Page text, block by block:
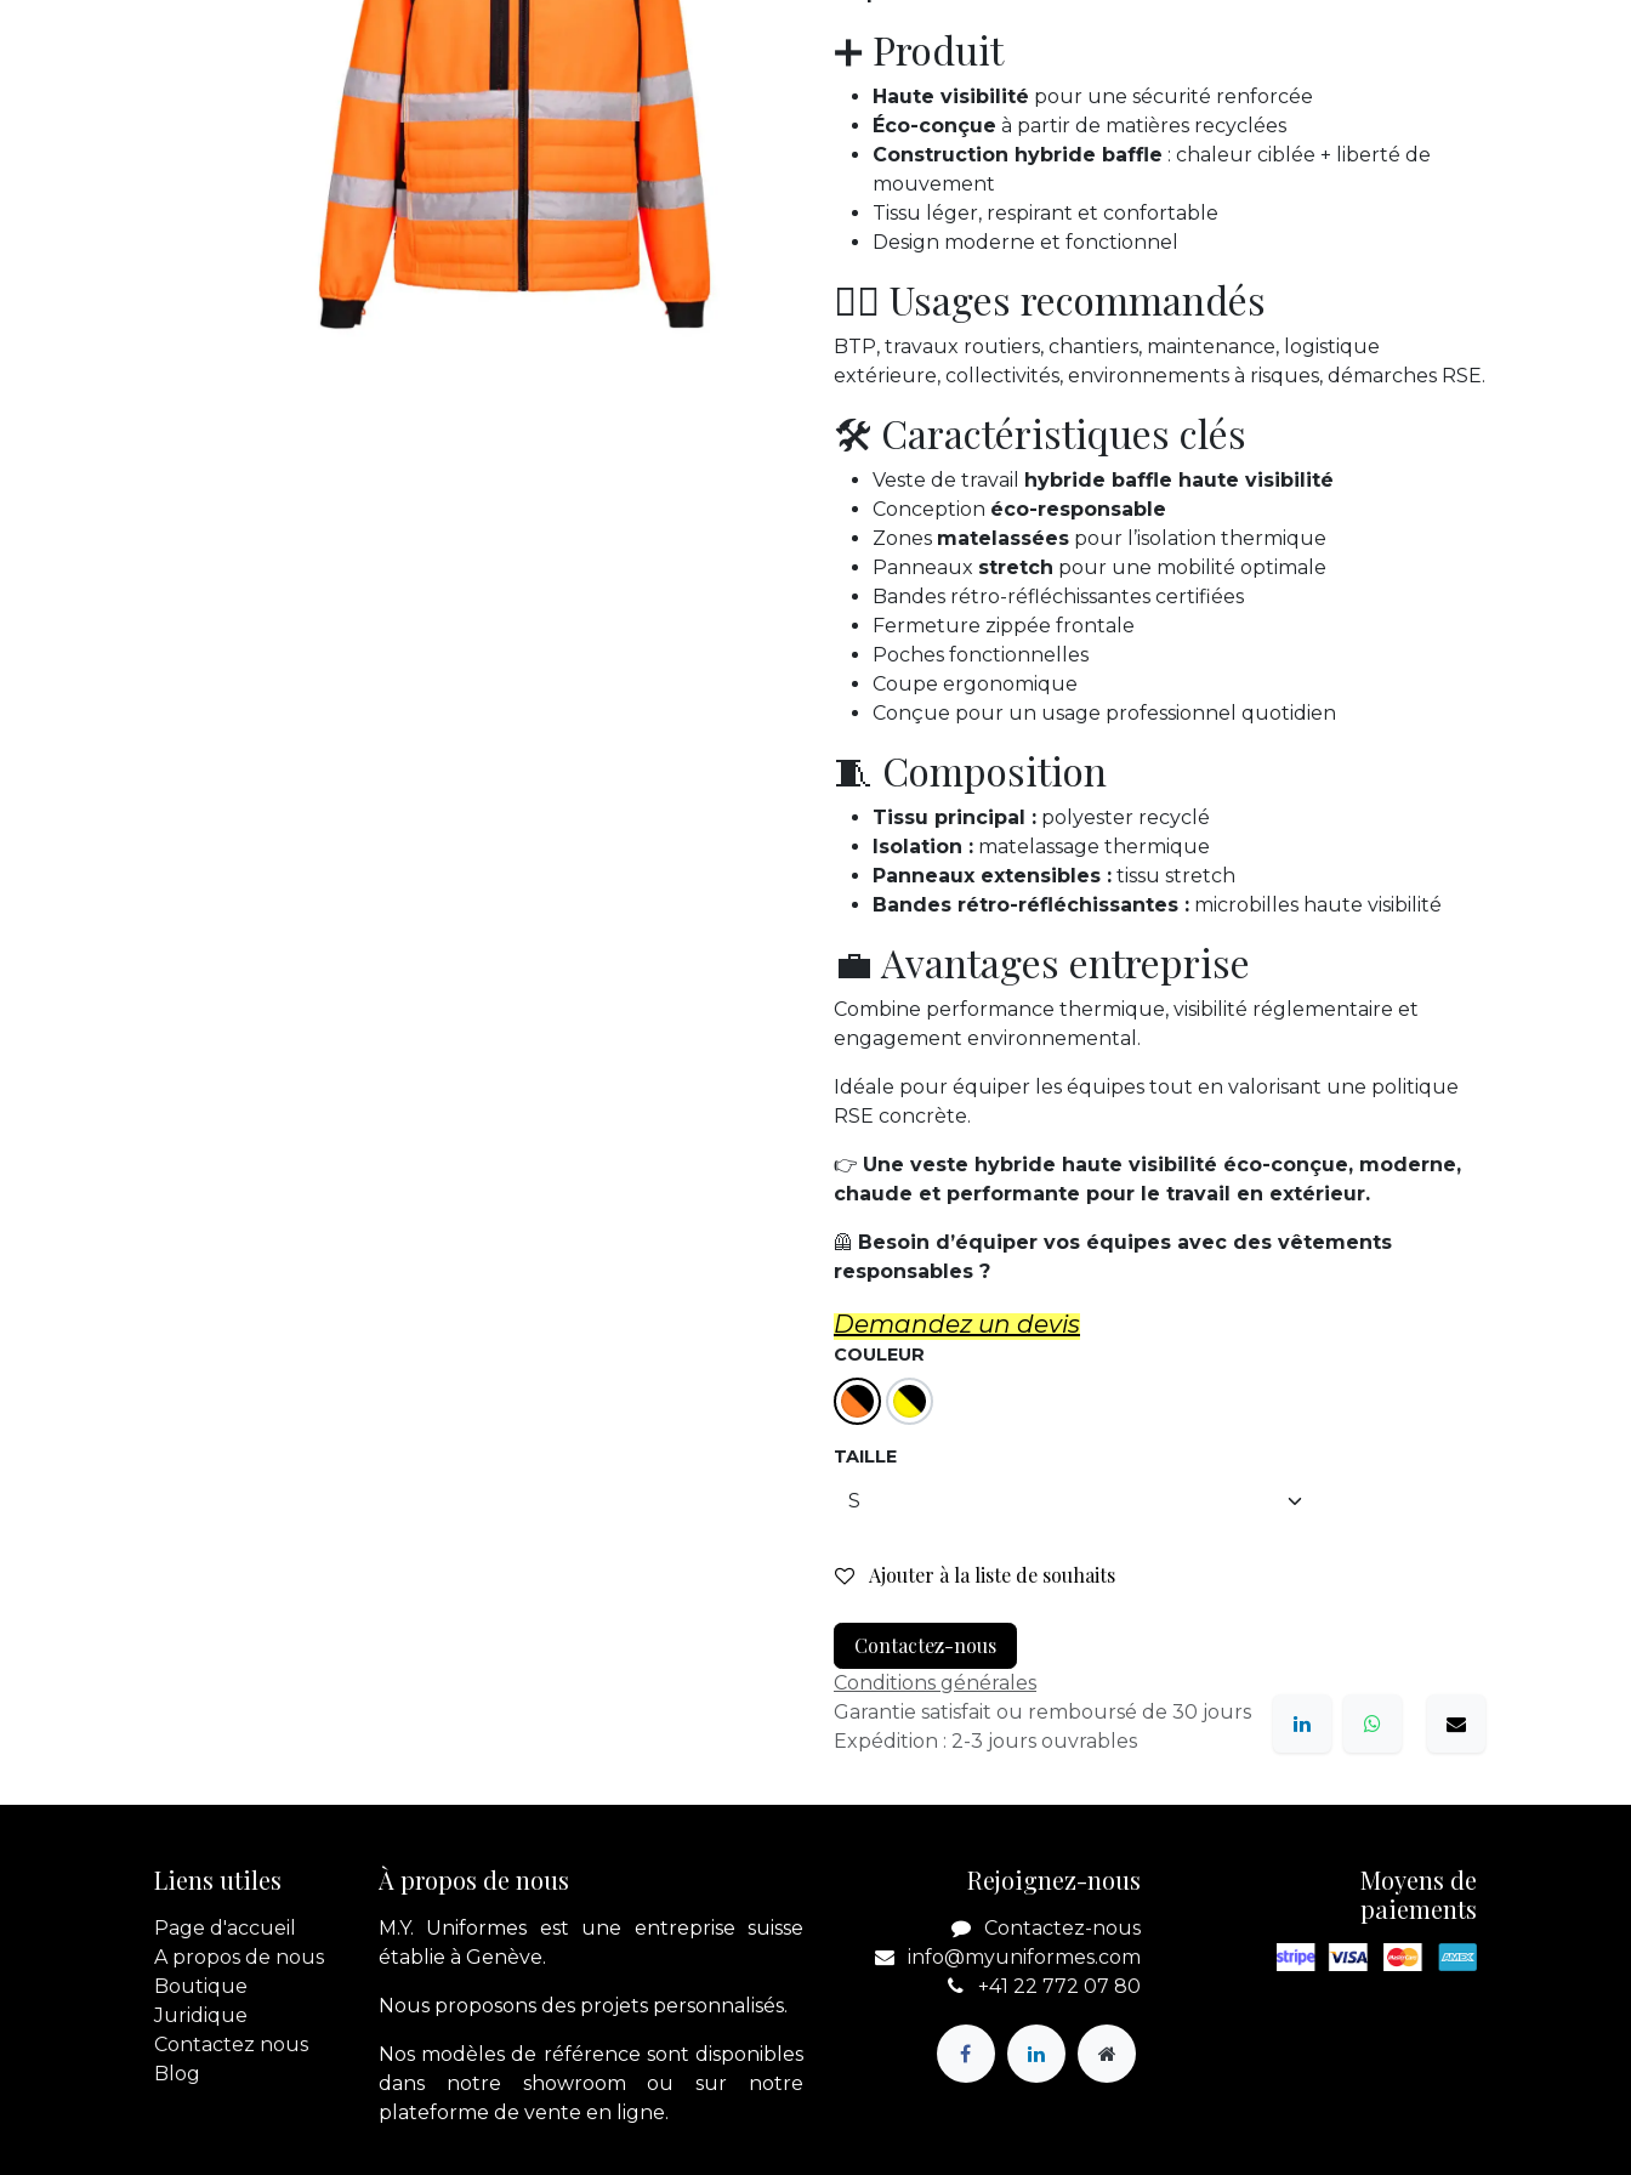
➕ Produit
Haute visibilité pour une sécurité renforcée
Éco-conçue à partir de matières recyclées
Construction hybride baffle : chaleur ciblée + liberté de
mouvement
Tissu léger, respirant et confortable
Design moderne et fonctionnel
👷‍♂️ Usages recommandés
BTP, travaux routiers, chantiers, maintenance, logistique
extérieure, collectivités, environnements à risques, démarches RSE.
🛠️ Caractéristiques clés
Veste de travail hybride baffle haute visibilité
Conception éco-responsable
Zones matelassées pour l’isolation thermique
Panneaux stretch pour une mobilité optimale
Bandes rétro-réfléchissantes certifiées
Fermeture zippée frontale
Poches fonctionnelles
Coupe ergonomique
Conçue pour un usage professionnel quotidien
🧵 Composition
Tissu principal : polyester recyclé
Isolation : matelassage thermique
Panneaux extensibles : tissu stretch
Bandes rétro-réfléchissantes : microbilles haute visibilité
💼 Avantages entreprise
Combine performance thermique, visibilité réglementaire et
engagement environnemental.
Idéale pour équiper les équipes tout en valorisant une politique
RSE concrète.
👉 Une veste hybride haute visibilité éco-conçue, moderne,
chaude et performante pour le travail en extérieur.
🦺 Besoin d’équiper vos équipes avec des vêtements
responsables ?
Demandez un d​evis
COULEUR
TAILLE
Ajouter à la liste de souhaits
Contactez-nous
Conditions générales
Garantie satisfait ou remboursé de 30 jours
Expédition : 2-3 jours ouvrables
Liens utiles
Page d'accueil
A propos de nous
Boutique
Juridique
Contactez nous
Blog
Rejoignez-nous
Contactez-nous
info@myuniformes.com
+41 22 772 07 80
Moyens de
paiements
À propos de nous
M.Y. Uniformes est une entreprise suisse
établie à Genève.
Nous proposons des projets personnalisés.
Nos modèles de référence sont disponibles
dans notre showroom ou sur notre
plateforme de vente en ligne.